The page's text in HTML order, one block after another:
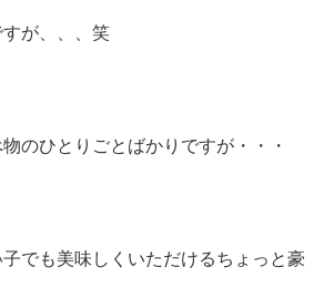
が、、、笑
のひとりごとばかりですが・・・
でも美味しくいただけるちょっと豪